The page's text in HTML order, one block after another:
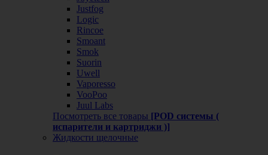
Justfog
Logic
Rincoe
Smoant
Smok
Suorin
Uwell
Vaporesso
VooPoo
Juul Labs
Посмотреть все товары [POD системы (
испарители и картриджи )]
Жидкости щелочные